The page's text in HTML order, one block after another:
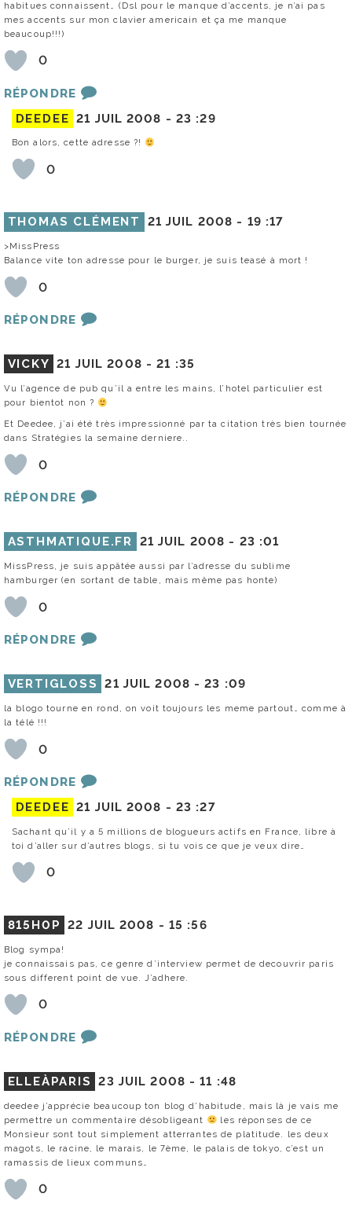
habitues connaissent… (Dsl pour le manque d’accents, je n’ai pas
mes accents sur mon clavier americain et ça me manque
beaucoup!!!)
0
RÉPONDRE
DEEDEE 21 JUIL 2008 - 23 :29
Bon alors, cette adresse ?!
0
THOMAS CLÉMENT 21 JUIL 2008 - 19 :17
>MissPress
Balance vite ton adresse pour le burger, je suis teasé à mort !
0
RÉPONDRE
VICKY 21 JUIL 2008 -21 :35
Vu l’agence de pub qu’il a entre les mains, l’hotel particulier est
pour bientot non ?
Et Deedee, j’ai été très impressionné par ta citation très bien tournée
dans Stratégies la semaine derniere..
0
RÉPONDRE
ASTHMATIQUE.FR 21 JUIL 2008 - 23 :01
MissPress, je suis appâtée aussi par l’adresse du sublime
hamburger (en sortant de table, mais même pas honte)
0
RÉPONDRE
VERTIGLOSS 21 JUIL 2008 -23 :09
la blogo tourne en rond, on voit toujours les meme partout… comme à
la télé !!!
0
RÉPONDRE
DEEDEE 21 JUIL 2008 - 23 :27
Sachant qu’il y a 5 millions de blogueurs actifs en France, libre à
toi d’aller sur d’autres blogs, si tu vois ce que je veux dire…
0
815H0P 22 JUIL 2008 - 15 :56
Blog sympa!
je connaissais pas, ce genre d’interview permet de decouvrir paris
sous different point de vue. J’adhere.
0
RÉPONDRE
ELLEÀPARIS 23 JUIL 2008 -11 :48
deedee j’apprécie beaucoup ton blog d’habitude, mais là je vais me
permettre un commentaire désobligeant
les réponses de ce
Monsieur sont tout simplement atterrantes de platitude. les deux
magots, le racine, le marais, le 7ème, le palais de tokyo, c’est un
ramassis de lieux communs…
0